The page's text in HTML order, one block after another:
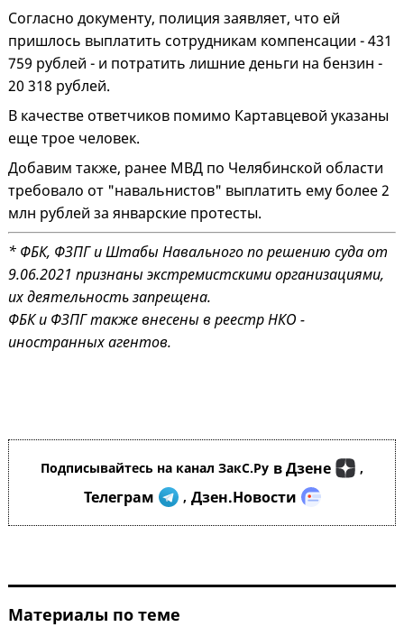
Согласно документу, полиция заявляет, что ей
пришлось выплатить сотрудникам компенсации - 431
759 рублей - и потратить лишние деньги на бензин -
20 318 рублей.
В качестве ответчиков помимо Картавцевой указаны
еще трое человек.
Добавим также, ранее МВД по Челябинской области
требовало от "навальнистов" выплатить ему более 2
млн рублей за январские протесты.
* ФБК, ФЗПГ и Штабы Навального по решению суда от
9.06.2021 признаны экстремистскими организациями,
их деятельность запрещена.
ФБК и ФЗПГ также внесены в реестр НКО -
иностранных агентов.
Подписывайтесь на канал ЗакС.Ру в Дзене ,
Телеграм , Дзен.Новости
Материалы по теме